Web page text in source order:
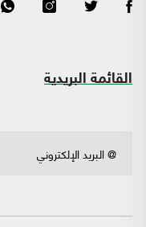
القائمة البريدية